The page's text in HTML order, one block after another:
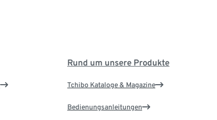
Rund um unsere Produkte
Tchibo Kataloge & Magazine
Bedienungsanleitungen